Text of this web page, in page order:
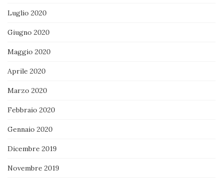
Luglio 2020
Giugno 2020
Maggio 2020
Aprile 2020
Marzo 2020
Febbraio 2020
Gennaio 2020
Dicembre 2019
Novembre 2019